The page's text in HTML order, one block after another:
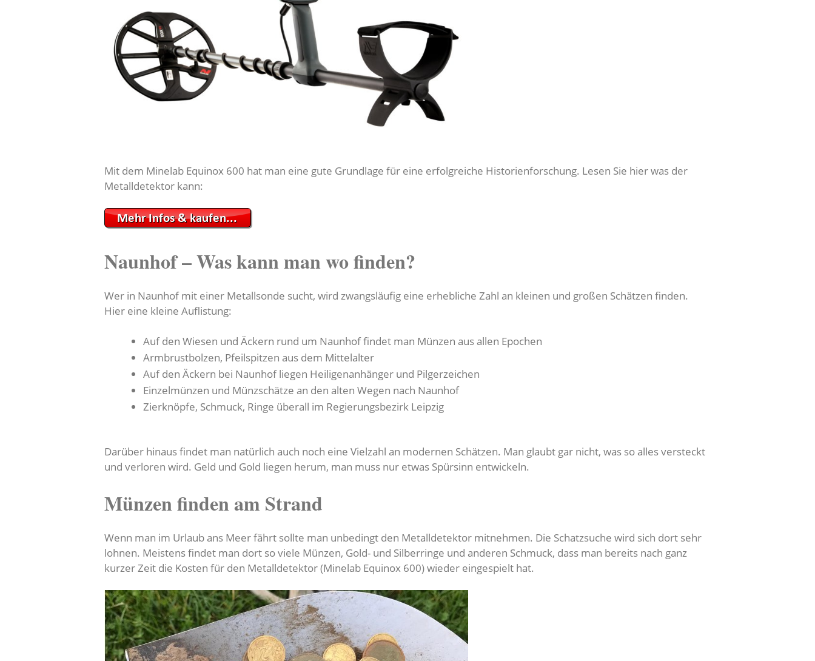
Mit dem Minelab Equinox 600 hat man eine gute Grundlage für eine erfolgreiche Historienforschung. Lesen Sie hier was der
Metalldetektor kann:
Naunhof – Was kann man wo finden?
Wer in Naunhof mit einer Metallsonde sucht, wird zwangsläufig eine erhebliche Zahl an kleinen und großen Schätzen finden.
Hier eine kleine Auflistung:
Auf den Wiesen und Äckern rund um Naunhof findet man Münzen aus allen Epochen
Armbrustbolzen, Pfeilspitzen aus dem Mittelalter
Auf den Äckern bei Naunhof liegen Heiligenanhänger und Pilgerzeichen
Einzelmünzen und Münzschätze an den alten Wegen nach Naunhof
Zierknöpfe, Schmuck, Ringe überall im Regierungsbezirk Leipzig
Darüber hinaus findet man natürlich auch noch eine Vielzahl an modernen Schätzen. Man glaubt gar nicht, was so alles versteckt
und verloren wird. Geld und Gold liegen herum, man muss nur etwas Spürsinn entwickeln.
Münzen finden am Strand
Wenn man im Urlaub ans Meer fährt sollte man unbedingt den Metalldetektor mitnehmen. Die Schatzsuche wird sich dort sehr
lohnen. Meistens findet man dort so viele Münzen, Gold- und Silberringe und anderen Schmuck, dass man bereits nach ganz
kurzer Zeit die Kosten für den Metalldetektor (Minelab Equinox 600) wieder eingespielt hat.